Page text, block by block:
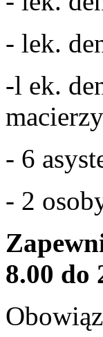
- lek.
-l ek.
- 6
- 2
8.00 do